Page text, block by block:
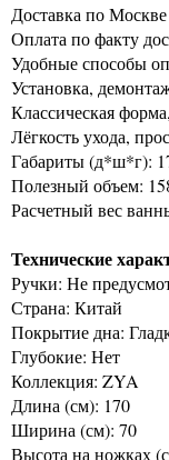
Доставка по
Оплата по факту
Удобные способы
Установка,
Классическая
Лёгкость ухода,
Габариты (д*ш*г):
Полезный объем:
Расчетный вес
Технические
Ручки: Не
Страна: Китай
Покрытие дна:
Глубокие: Нет
Коллекция: ZYA
Длина (см): 170
Ширина (см): 70
Высота на ножках